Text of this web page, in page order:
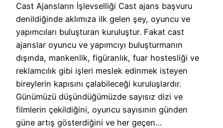
Cast Ajansların İşlevselliği Cast ajans başvuru
denildiğinde aklımıza ilk gelen şey, oyuncu ve
yapımcıları buluşturan kuruluştur. Fakat cast
ajanslar oyuncu ve yapımcıyı buluşturmanın
dışında, mankenlik, figüranlık, fuar hostesliği ve
reklamcılık gibi işleri meslek edinmek isteyen
bireylerin kapısını çalabileceği kuruluşlardır.
Günümüzü düşündüğümüzde sayısız dizi ve
filmlerin çekildiğini, oyuncu sayısının günden
güne artış gösterdiğini ve her geçen…